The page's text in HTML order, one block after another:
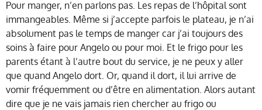
Pour manger, n’en parlons pas. Les repas de l’hôpital sont
immangeables. Même si j’accepte parfois le plateau, je n’ai
absolument pas le temps de manger car j’ai toujours des
soins à faire pour Angelo ou pour moi. Et le frigo pour les
parents étant à l’autre bout du service, je ne peux y aller
que quand Angelo dort. Or, quand il dort, il lui arrive de
vomir fréquemment ou d’être en alimentation. Alors autant
dire que je ne vais jamais rien chercher au frigo ou